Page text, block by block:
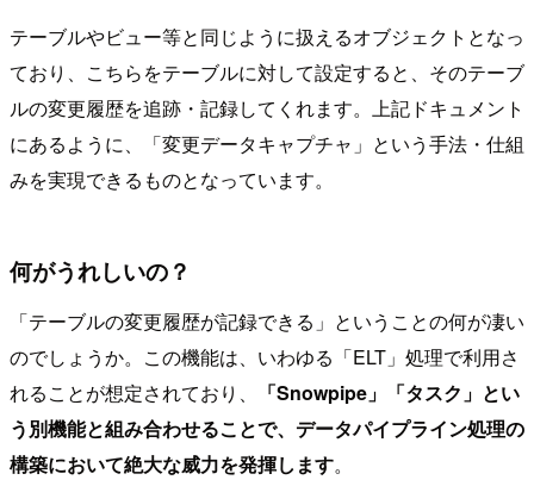
テーブルやビュー等と同じように扱えるオブジェクトとなっ
ており、こちらをテーブルに対して設定すると、そのテーブ
ルの変更履歴を追跡・記録してくれます。上記ドキュメント
にあるように、「変更データキャプチャ」という手法・仕組
みを実現できるものとなっています。
何がうれしいの？
「テーブルの変更履歴が記録できる」ということの何が凄い
のでしょうか。この機能は、いわゆる「ELT」処理で利用さ
れることが想定されており、
「Snowpipe」「タスク」とい
う別機能と組み合わせることで、データパイプライン処理の
構築において絶大な威力を発揮します。